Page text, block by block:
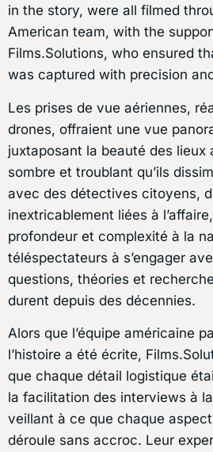
in the story, were all filmed
American team, with the
Films.Solutions, who ensured
was captured with precision
Les prises de vue aériennes,
drones, offraient une vue
juxtaposant la beauté des lieux
sombre et troublant qu’ils
avec des détectives citoyens,
inextricablement liées à
profondeur et complexité à la
téléspectateurs à s’engager
questions, théories et
durent depuis des décennies.
Alors que l’équipe américaine
l’histoire a été écrite,
que chaque détail logistique
la facilitation des interviews à
veillant à ce que chaque
déroule sans accroc. Leur